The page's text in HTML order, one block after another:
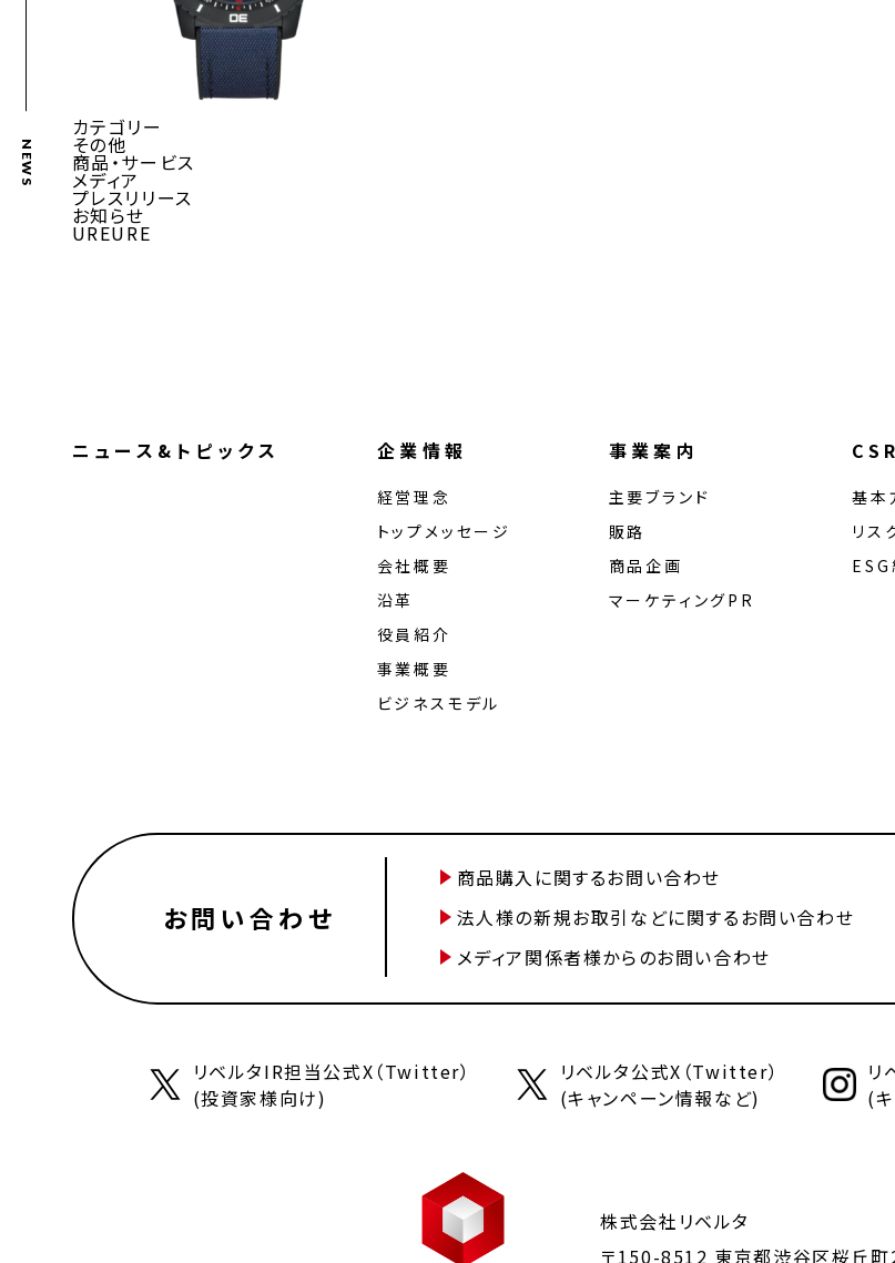
NEWS
カテゴリー
その他
商品・サービス
メディア
プレスリリース
お知らせ
UREURE
ニュース&トピックス 企業情報
経営理念
トップメッセージ
会社概要
沿革
役員紹介
事業概要
ビジネスモデル
事業案内
主要ブランド
販路
商品企画
マーケティングPR
CSR
基本
リス
お問い合わせ
商品購入に関するお問い合わせ
法人様の新規お取引などに関するお問い合わせ
メディア関係者様からのお問い合わせ
リベルタIR担当公式X（Twitter）
(投資家様向け)
リベルタ公式X（Twitter）
(キャンペーン情報など)
リ
(
株式会社リベルタ
〒150-8512 東京都渋谷区桜丘町